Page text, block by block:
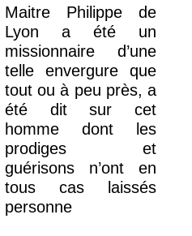
Maitre Philippe de
Lyon a été un
missionnaire d’une
telle envergure que
tout ou à peu près, a
été dit sur cet
homme dont les
prodiges et
guérisons n’ont en
tous cas laissés
personne